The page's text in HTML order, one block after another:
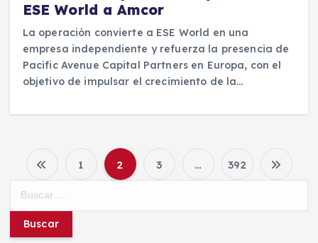
ESE World a Amcor
La operación convierte a ESE World en una
empresa independiente y refuerza la presencia de
Pacific Avenue Capital Partners en Europa, con el
objetivo de impulsar el crecimiento de la…
P
a
1 2 3 … 392
c